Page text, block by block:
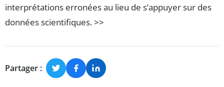
interprétations erronées au lieu de s’appuyer sur des
données scientifiques. >>
Partager :